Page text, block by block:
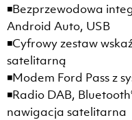
◾Bezprzewodowa
Android Auto, USB
◾Cyfrowy zestaw
satelitarną
◾Modem Ford Pass z
◾Radio DAB,
nawigacja satelitarna